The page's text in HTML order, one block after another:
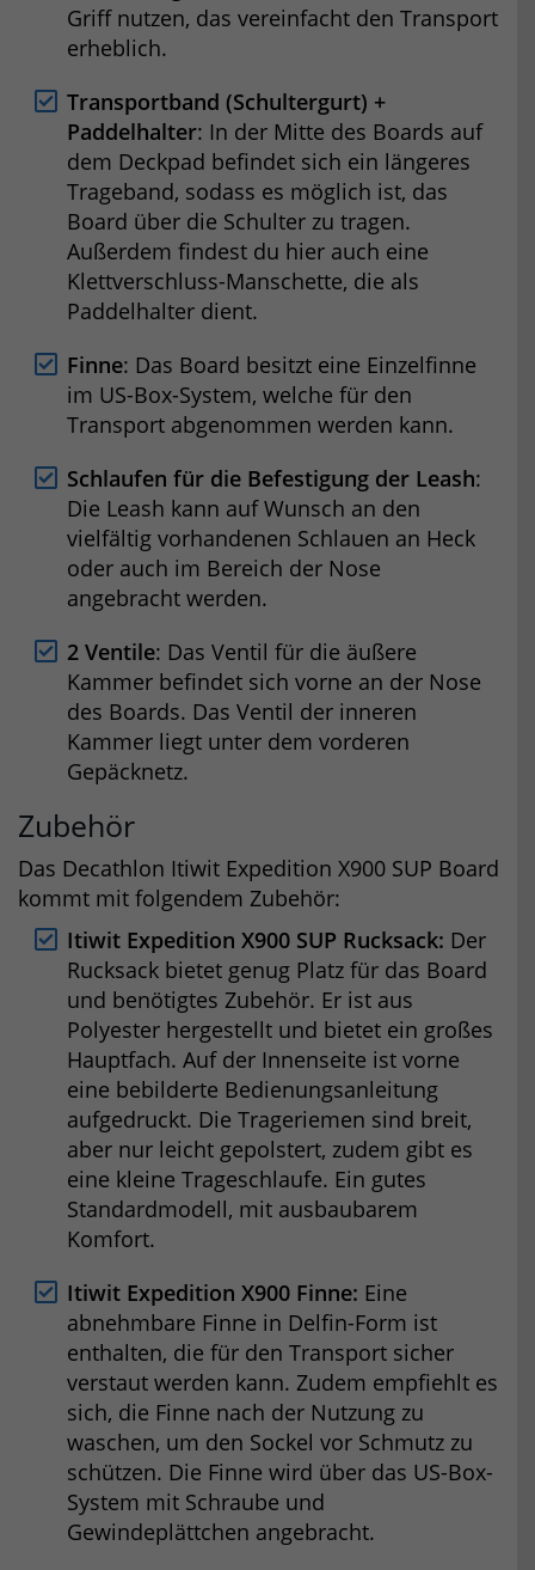
Griff nutzen, das vereinfacht den Transport
erheblich.
Transportband (Schultergurt) +
Paddelhalter: In der Mitte des Boards auf
dem Deckpad befindet sich ein längeres
Trageband, sodass es möglich ist, das
Board über die Schulter zu tragen.
Außerdem findest du hier auch eine
Klettverschluss-Manschette, die als
Paddelhalter dient.
Finne: Das Board besitzt eine Einzelfinne
im US-Box-System, welche für den
Transport abgenommen werden kann.
Schlaufen für die Befestigung der Leash:
Die Leash kann auf Wunsch an den
vielfältig vorhandenen Schlauen an Heck
oder auch im Bereich der Nose
angebracht werden.
2 Ventile: Das Ventil für die äußere
Kammer befindet sich vorne an der Nose
des Boards. Das Ventil der inneren
Kammer liegt unter dem vorderen
Gepäcknetz.
Zubehör
Das Decathlon Itiwit Expedition X900 SUP Board
kommt mit folgendem Zubehör:
Itiwit Expedition X900 SUP Rucksack: Der
Rucksack bietet genug Platz für das Board
und benötigtes Zubehör. Er ist aus
Polyester hergestellt und bietet ein großes
Hauptfach. Auf der Innenseite ist vorne
eine bebilderte Bedienungsanleitung
aufgedruckt. Die Trageriemen sind breit,
aber nur leicht gepolstert, zudem gibt es
eine kleine Trageschlaufe. Ein gutes
Standardmodell, mit ausbaubarem
Komfort.
Itiwit Expedition X900 Finne: Eine
abnehmbare Finne in Delfin-Form ist
enthalten, die für den Transport sicher
verstaut werden kann. Zudem empfiehlt es
sich, die Finne nach der Nutzung zu
waschen, um den Sockel vor Schmutz zu
schützen. Die Finne wird über das US-Box-
System mit Schraube und
Gewindeplättchen angebracht.